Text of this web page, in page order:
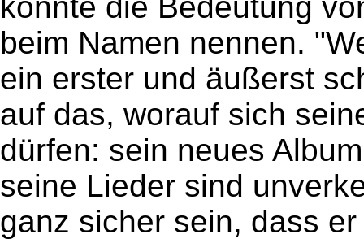
könnte die Bedeutung
beim Namen nennen.
ein erster und äußerst
auf das, worauf sich
dürfen: sein neues
seine Lieder sind
ganz sicher sein, dass